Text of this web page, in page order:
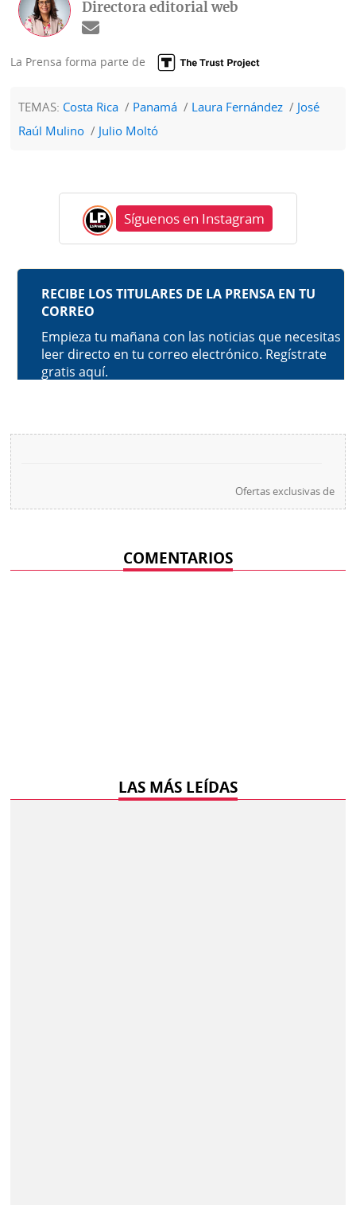
Directora editorial web
La Prensa forma parte de
TEMAS: Costa Rica Panamá Laura Fernández
José
Raúl Mulino
Julio Moltó
Síguenos en Instagram
Ofertas exclusivas de
COMENTARIOS
LAS MÁS LEÍDAS